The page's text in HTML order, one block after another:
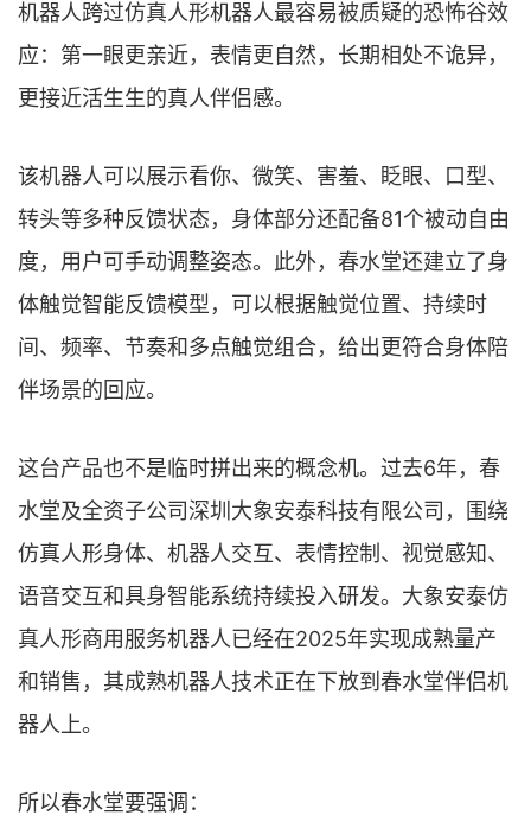
机器人跨过仿真人形机器人最容易被质疑的恐怖谷效
应：第一眼更亲近，表情更自然，长期相处不诡异，
更接近活生生的真人伴侣感。
该机器人可以展示看你、微笑、害羞、眨眼、口型、
转头等多种反馈状态，身体部分还配备81个被动自由
度，用户可手动调整姿态。此外，春水堂还建立了身
体触觉智能反馈模型，可以根据触觉位置、持续时
间、频率、节奏和多点触觉组合，给出更符合身体陪
伴场景的回应。
这台产品也不是临时拼出来的概念机。过去6年，春
水堂及全资子公司深圳大象安泰科技有限公司，围绕
仿真人形身体、机器人交互、表情控制、视觉感知、
语音交互和具身智能系统持续投入研发。大象安泰仿
真人形商用服务机器人已经在2025年实现成熟量产
和销售，其成熟机器人技术正在下放到春水堂伴侣机
器人上。
所以春水堂要强调：